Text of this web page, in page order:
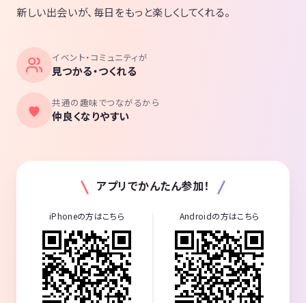
新しい出会いが、毎日をもっと楽しくしてくれる。
イベント・コミュニティが
見つかる・つくれる
共通の趣味でつながるから
仲良くなりやすい
アプリでかんたん参加！
iPhoneの方はこちら Androidの方はこちら